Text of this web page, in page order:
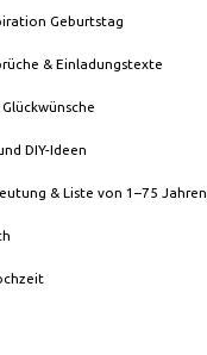
Geburtstag
& Einladungstexte
DIY-Ideen
& Liste von 1–75 Jahren